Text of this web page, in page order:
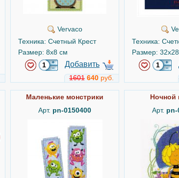
Vervaco
Техника: Счетный Крест
Размер: 8x8 см
Добавить
1601 640 руб.
Техника:
Размер:
Маленькие монстрики
Арт. pn-0150400
Ночной
Арт. pn-